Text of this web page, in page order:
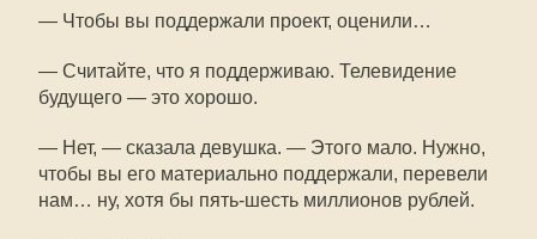
— Чтобы вы поддержали проект, оценили…
— Считайте, что я поддерживаю. Телевидение
будущего — это хорошо.
— Нет, — сказала девушка. — Этого мало. Нужно,
чтобы вы его материально поддержали, перевели
нам… ну, хотя бы пять-шесть миллионов рублей.